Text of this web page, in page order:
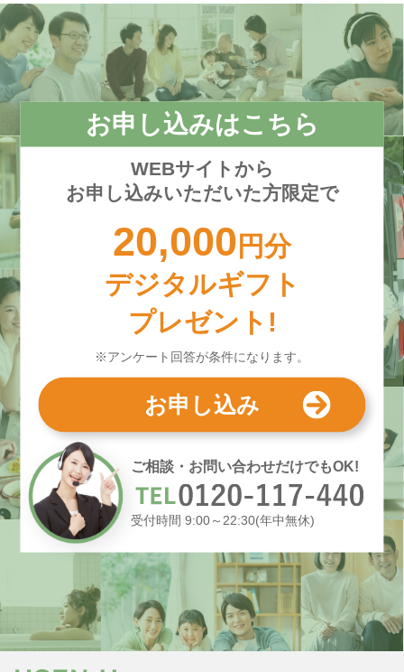
お申し込みはこちら
WEBサイトから
お申し込みいただいた方限定で
20,000 円分
デジタルギフト
プレゼント!
※アンケート回答が条件になります。
お申し込み
ご相談・お問い合わせだけでもOK!
受付時間 9:00～22:30(年中無休)